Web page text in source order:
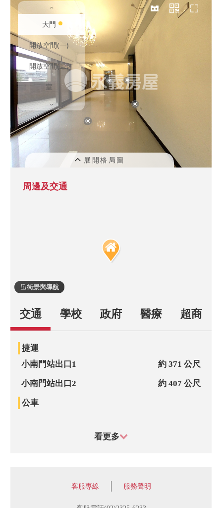
周邊及交通
街景與導航
交通 學校 政府 醫療 超商
捷運
小南門站出口1
約 371 公尺
小南門站出口2 約 407 公尺
公車
看更多
客服專線 服務聲明